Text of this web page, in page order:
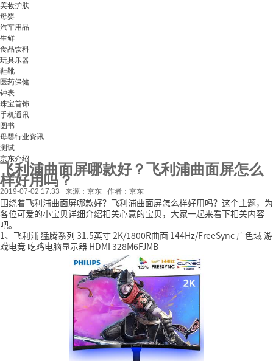
美妆护肤
母婴
汽车用品
生鲜
食品饮料
玩具乐器
鞋靴
医药保健
钟表
珠宝首饰
手机通讯
图书
母婴行业资讯
测试
京东介绍
飞利浦曲面屏哪款好？飞利浦曲面屏怎么
样好用吗？
2019-07-02 17:33 来源：京东 作者：京东
围绕着飞利浦曲面屏哪款好？飞利浦曲面屏怎么样好用吗？这个主题，为
各位可爱的小宝贝详细介绍相关心意的宝贝，大家一起来看下相关内容
吧。
1、飞利浦 猛腾系列 31.5英寸 2K/1800R曲面 144Hz/FreeSync 广色域 游
戏电竞 吃鸡电脑显示器 HDMI 328M6FJMB